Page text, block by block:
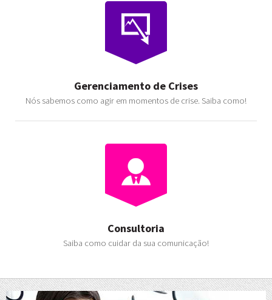
Gerenciamento de Crises
Nós sabemos como agir em momentos de crise. Saiba como!
Consultoria
Saiba como cuidar da sua comunicação!